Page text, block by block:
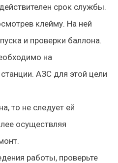
срок службы.
клейму. На ней
и проверки баллона.
на
АЗС для этой цели
то не следует ей
осуществляя
работы, проверьте